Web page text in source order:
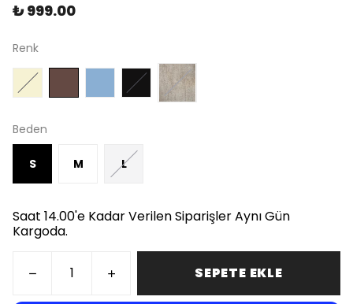
₺ 999.00
Renk
Beden
S M L
Saat 14.00'e Kadar Verilen Siparişler Aynı Gün
Kargoda.
SEPETE EKLE